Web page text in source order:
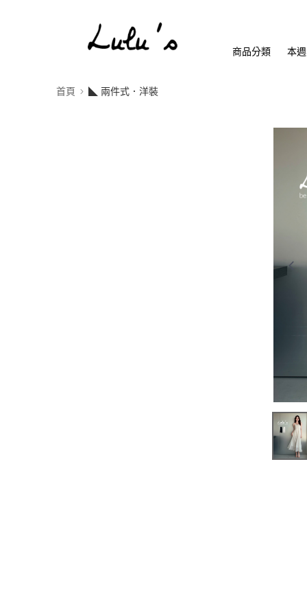
商品分類 本
首頁 ◣ 兩件式．洋裝